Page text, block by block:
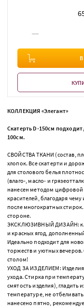
КОЛЛЕКЦИЯ «Элегант»
Скатерть D-150см
100см.
СВОЙСТВА ТКАНИ (состав,
хлопок. Все скатерти и
для столового белья
(влаго-, масло- и
нанесен методом цифровой
красителей, благодаря
после многократных
стороне.
ЭКСКЛЮЗИВНЫЙ ДИЗАЙН:
и красных ягод,
Идеально подходит для
торжеств и уютных
столом!
УХОД ЗА ИЗДЕЛИЕМ: Изделия
ухода. Стирка при
смятость изделия),
температуре, не
нанесено пятно,